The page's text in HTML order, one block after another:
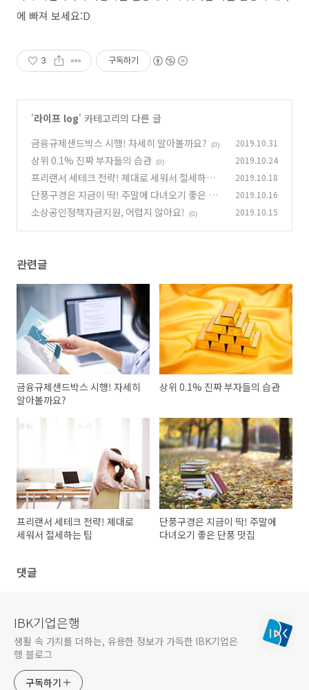
에 빠져 보세요:D
3 구독하기
'라이프 log' 카테고리의 다른 글
금융규제샌드박스 시행! 자세히 알아볼까요?
(0) 2019.10.31
상위 0.1% 진짜 부자들의 습관 (0) 2019.10.24
프리랜서 세테크 전략! 제대로 세워서 절세하는
팁 (0)
2019.10.18
단풍구경은 지금이 딱! 주말에 다녀오기 좋은 단
풍 맛집
(0)
2019.10.16
소상공인정책자금지원, 어렵지 않아요! (0) 2019.10.15
관련글
금융규제샌드박스 시행! 자세히
알아볼까요?
상위 0.1% 진짜 부자들의 습관
프리랜서 세테크 전략! 제대로
세워서 절세하는 팁
단풍구경은 지금이 딱! 주말에
다녀오기 좋은 단풍 맛집
댓글
IBK기업은행
생활 속 가치를 더하는, 유용한 정보가 가득한 IBK기업은
행 블로그
구독하기